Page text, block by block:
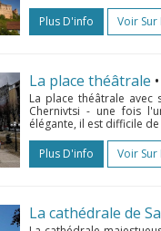
Plus D'info
Voir Sur
La place théâtrale
La place théâtrale avec
Chernivtsi - une fois
élégante, il est difficile
Plus D'info
Voir Sur
La cathédrale de